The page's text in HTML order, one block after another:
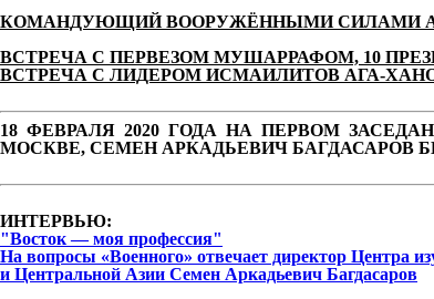
КОМАНДУЮЩИЙ ВООРУЖЁННЫМИ СИЛАМИ
ВСТРЕЧА С ПЕРВЕЗОМ МУШАРРАФОМ, 10
ВСТРЕЧА С ЛИДЕРОМ ИСМАИЛИТОВ АГА-
18 ФЕВРАЛЯ 2020 ГОДА НА ПЕРВОМ
МОСКВЕ, СЕМЕН АРКАДЬЕВИЧ БАГДАСАРОВ
ИНТЕРВЬЮ:
"Восток — моя профессия"
На вопросы «Военного» отвечает директор Центра
и Центральной Азии Семен Аркадьевич Багдасаров